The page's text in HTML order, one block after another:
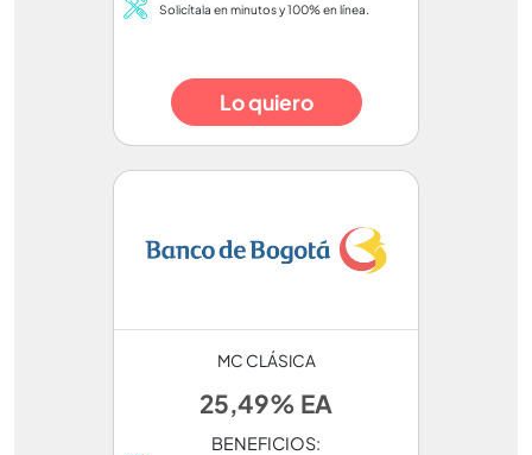
Solicítala en minutos y 100% en línea.
Lo quiero
MC CLÁSICA
25,49% EA
BENEFICIOS: